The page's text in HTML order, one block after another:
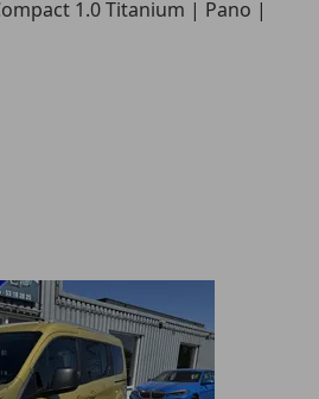
1.0 Titanium | Pano |